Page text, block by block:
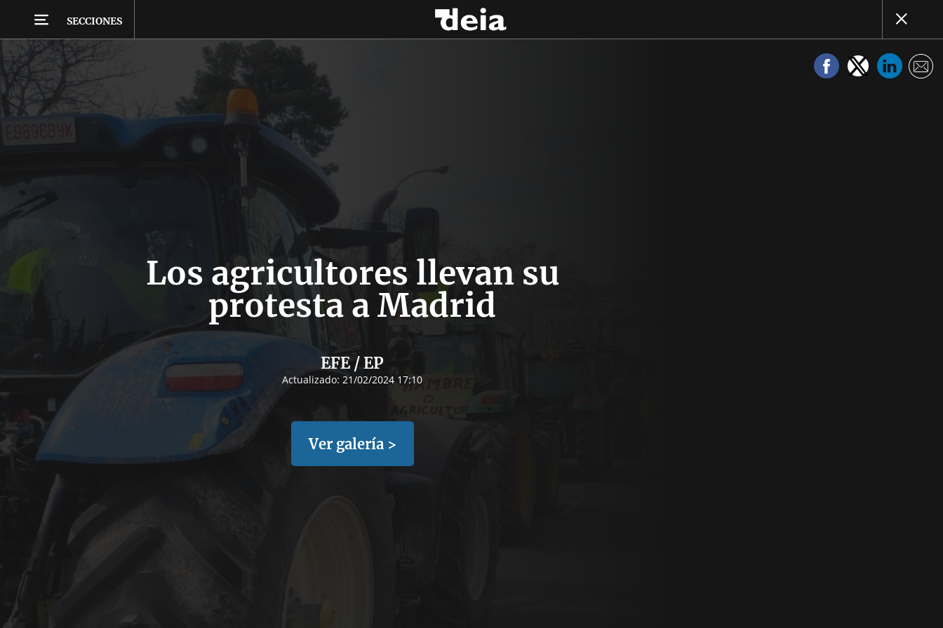
SECCIONES
Los agricultores llevan su
protesta a Madrid
EFE / EP
Actualizado: 21/02/2024 17:10
Ver galería >